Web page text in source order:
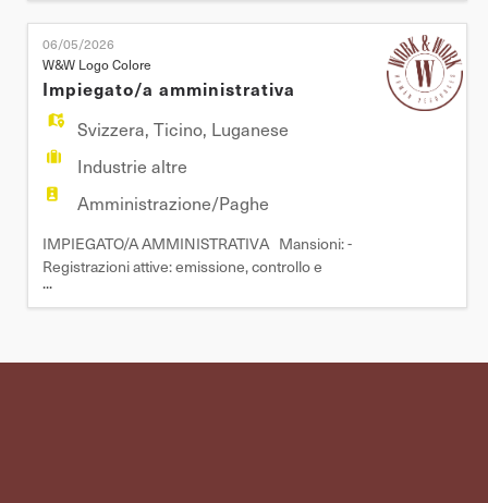
essiccatori - Utilizzo mangano - Sitratura e
piegatura capi Requisiti: - Pregressa esperienza
nella mansione (operatrice/operatore di lavanderia
industriale) di almeno 2/3 anni - Disponibilità
immediata - Ottima
06/05/2026
W&W Logo Colore
Impiegato/a amministrativa
Svizzera,Ticino, Luganese
Industrie altre
Amministrazione/Paghe
IMPIEGATO/A AMMINISTRATIVA Mansioni: -
Registrazioni attive: emissione, controllo e
registrazione delle fatture clienti (crediti). -
Registrazioni passive: ricezione, verifica e
Controllo dei movimenti bancari e riconciliazione
...